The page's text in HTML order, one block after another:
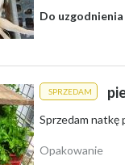
Do uzgodnienia
SPRZEDAM
Opakowanie